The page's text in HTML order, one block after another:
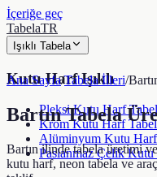
İçeriğe geç
TabelaTR
Işıklı Tabela
Kutu Harf Işıklı
Pleksi Kutu Harf
Krom Kutu Harf
Alüminyum Kutu Harf
Paslanmaz Çelik
Ana Sayfa/Tabela İlleri/
BartınTabela
Bartın ilinde tabela üretimi
kutu harf, neon tabela ve